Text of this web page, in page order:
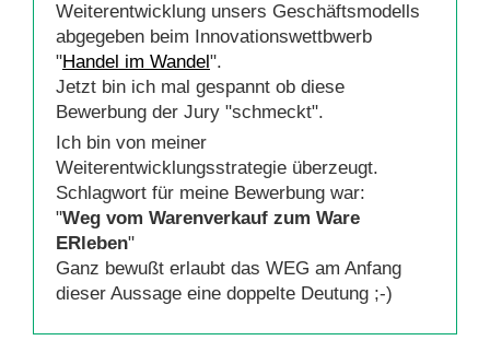
Weiterentwicklung unsers Geschäftsmodells
abgegeben beim Innovationswettbwerb
"Handel im Wandel".
Jetzt bin ich mal gespannt ob diese
Bewerbung der Jury "schmeckt".
Ich bin von meiner
Weiterentwicklungsstrategie überzeugt.
Schlagwort für meine Bewerbung war:
"Weg vom Warenverkauf zum Ware
ERleben"
Ganz bewußt erlaubt das WEG am Anfang
dieser Aussage eine doppelte Deutung ;-)